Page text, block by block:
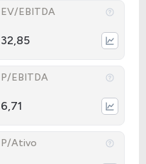
EV/EBITDA
32,85
P/EBITDA
6,71
P/Ativo